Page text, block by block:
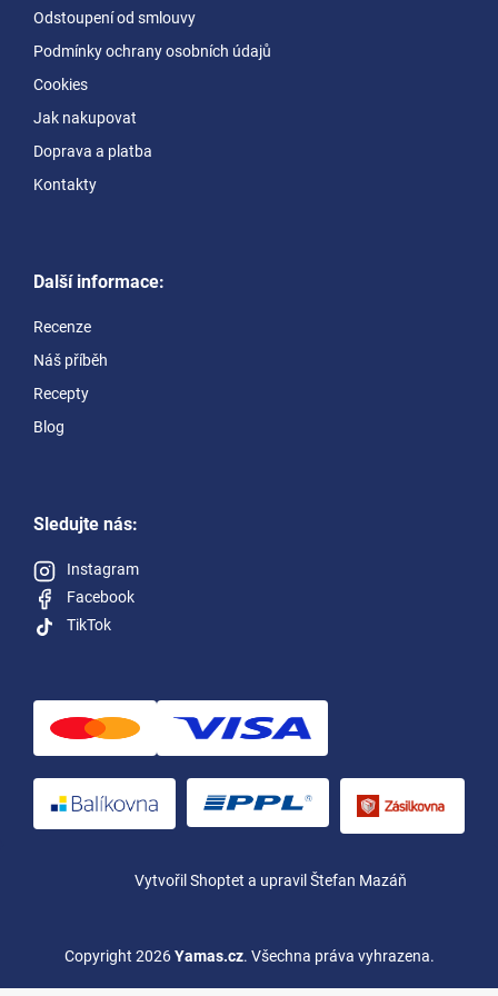
Odstoupení od smlouvy
Podmínky ochrany osobních údajů
Cookies
Jak nakupovat
Doprava a platba
Kontakty
Další informace:
Recenze
Náš příběh
Recepty
Blog
Sledujte nás:
Instagram
Facebook
TikTok
Vytvořil Shoptet a upravil Štefan Mazáň
Copyright 2026Yamas.cz. Všechna práva vyhrazena.